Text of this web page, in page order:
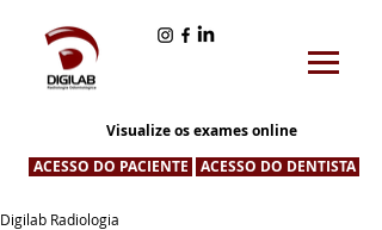
Visualize os exames online
ACESSO DO PACIENTE
ACESSO DO DENTISTA
Digilab Radiologia